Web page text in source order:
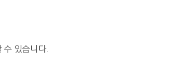
수 있습니다.